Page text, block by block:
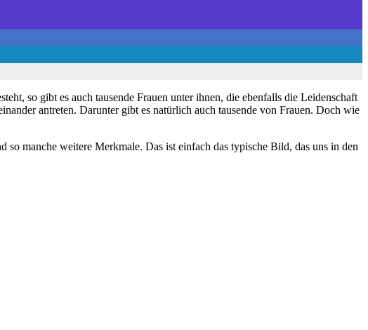
so gibt es auch tausende Frauen unter ihnen, die ebenfalls die Leidenschaft
antreten. Darunter gibt es natürlich auch tausende von Frauen. Doch wie
manche weitere Merkmale. Das ist einfach das typische Bild, das uns in den